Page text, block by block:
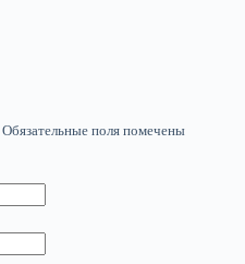
Обязательные поля помечены